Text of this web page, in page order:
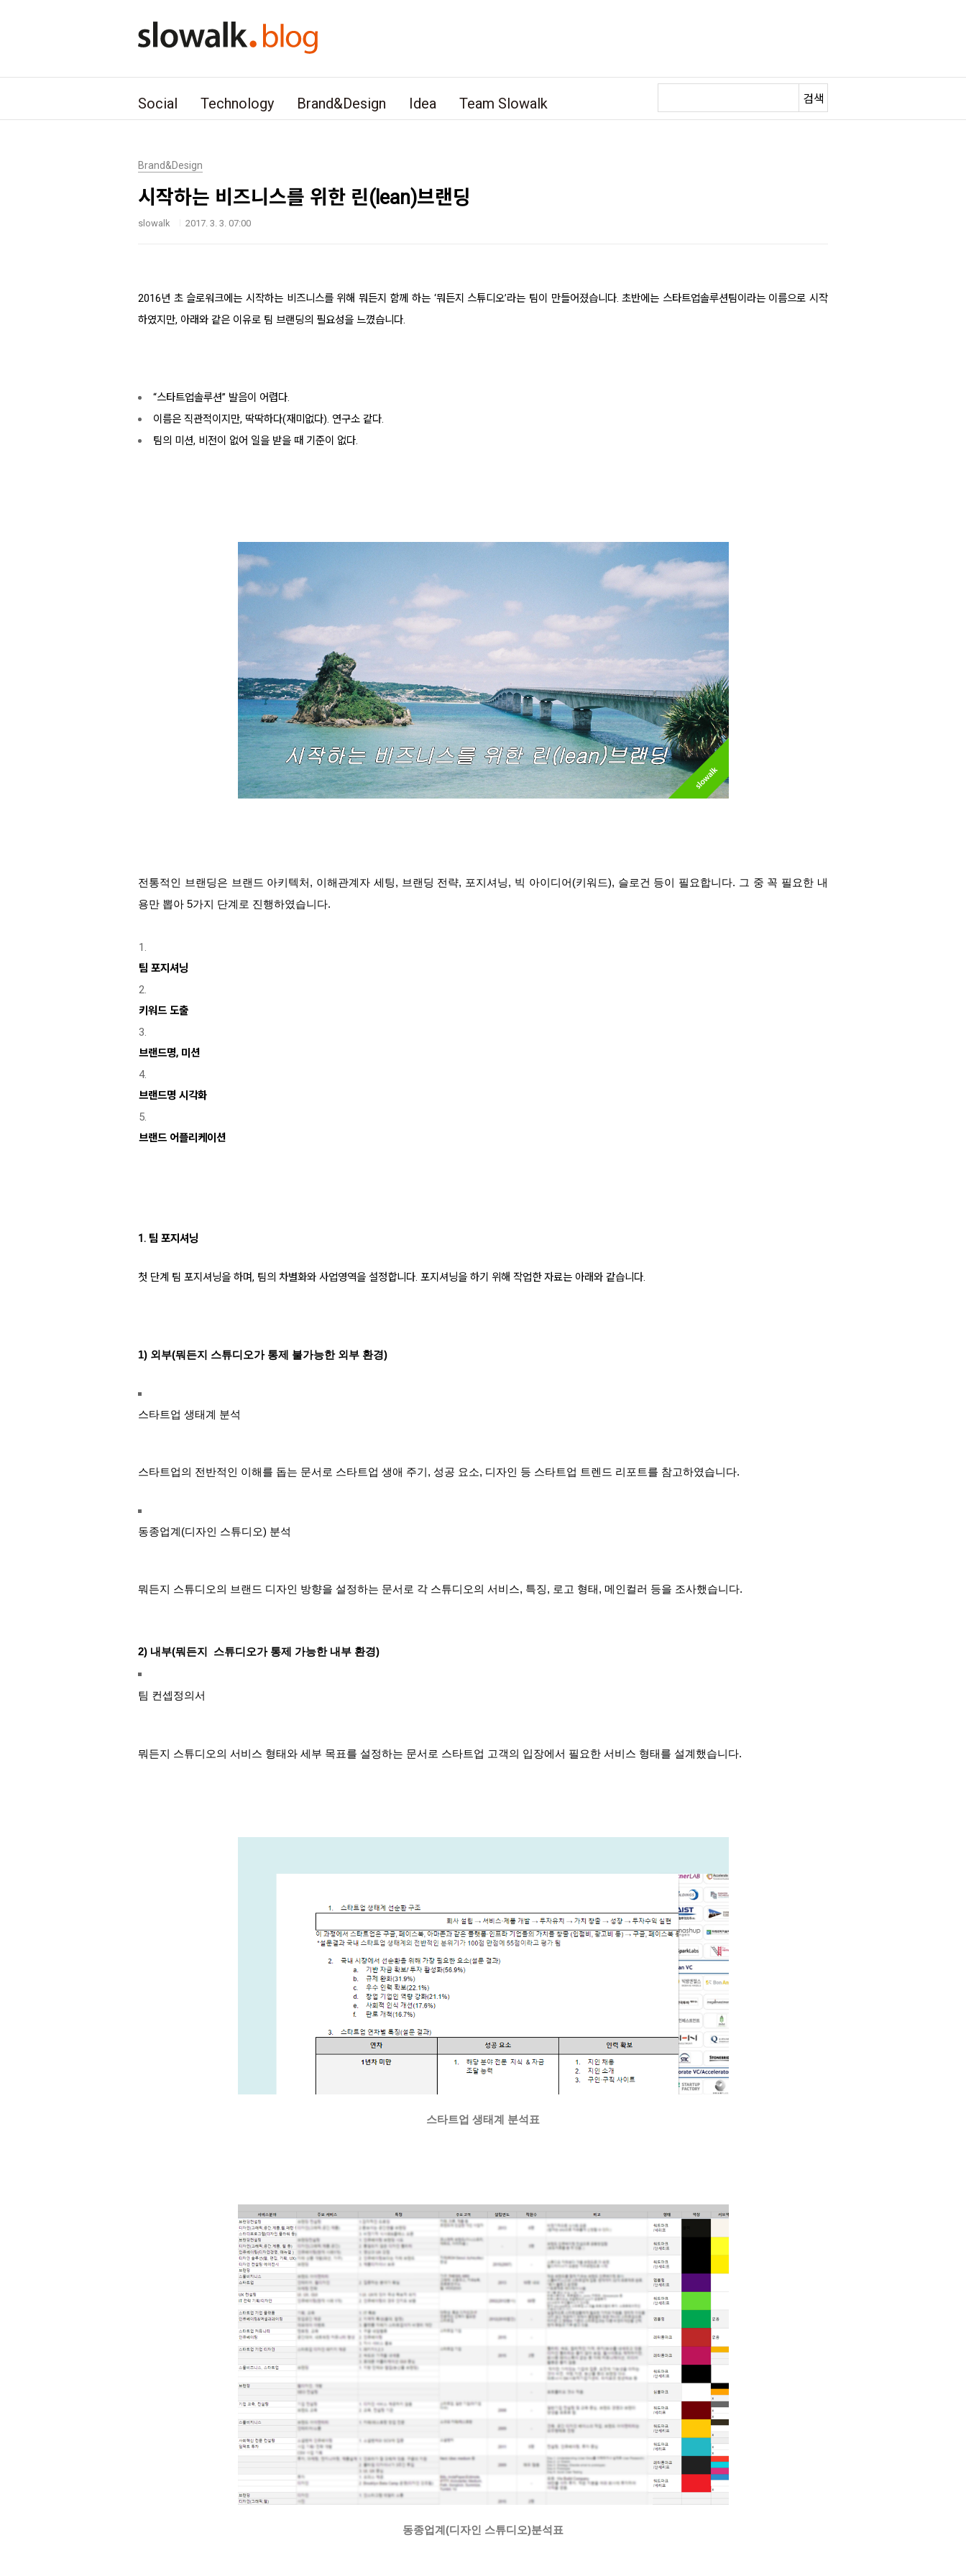
Social Technology Brand&Design Idea Team Slowalk 검색
Brand&Design
시작하는 비즈니스를 위한 린(lean)브랜딩
slowalk 2017. 3. 3. 07:00
2016년 초 슬로워크에는 시작하는 비즈니스를 위해 뭐든지 함께 하는 ‘뭐든지 스튜디오’라는 팀이 만들어졌습니다. 초반에는 스타트업솔루션팀이라는 이름으로 시작
하였지만, 아래와 같은 이유로 팀 브랜딩의 필요성을 느꼈습니다.
“스타트업솔루션” 발음이 어렵다.
이름은 직관적이지만, 딱딱하다(재미없다). 연구소 같다.
팀의 미션, 비전이 없어 일을 받을 때 기준이 없다.
전통적인 브랜딩은 브랜드 아키텍처, 이해관계자 세팅, 브랜딩 전략, 포지셔닝, 빅 아이디어(키워드), 슬로건 등이 필요합니다. 그 중 꼭 필요한 내
용만 뽑아 5가지 단계로 진행하였습니다.
팀 포지셔닝
키워드 도출
브랜드명, 미션
브랜드명 시각화
브랜드 어플리케이션
1. 팀 포지셔닝
첫 단계 팀 포지셔닝을 하며, 팀의 차별화와 사업영역을 설정합니다. 포지셔닝을 하기 위해 작업한 자료는 아래와 같습니다.
1) 외부(뭐든지 스튜디오가 통제 불가능한 외부 환경)
스타트업 생태계 분석
스타트업의 전반적인 이해를 돕는 문서로 스타트업 생애 주기, 성공 요소, 디자인 등 스타트업 트렌드 리포트를 참고하였습니다.
동종업계(디자인 스튜디오) 분석
뭐든지 스튜디오의 브랜드 디자인 방향을 설정하는 문서로 각 스튜디오의 서비스, 특징, 로고 형태, 메인컬러 등을 조사했습니다.
2) 내부(뭐든지 스튜디오가 통제 가능한 내부 환경)
팀 컨셉정의서
뭐든지 스튜디오의 서비스 형태와 세부 목표를 설정하는 문서로 스타트업 고객의 입장에서 필요한 서비스 형태를 설계했습니다.
스타트업 생태계 분석표
동종업계(디자인 스튜디오)분석표